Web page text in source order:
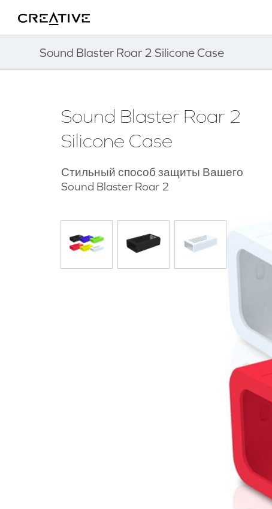
Sound Blaster Roar 2 Silicone Case
Back to Top
Sound Blaster Roar 2
Silicone Case
Стильный способ защиты Вашего
Sound Blaster Roar 2